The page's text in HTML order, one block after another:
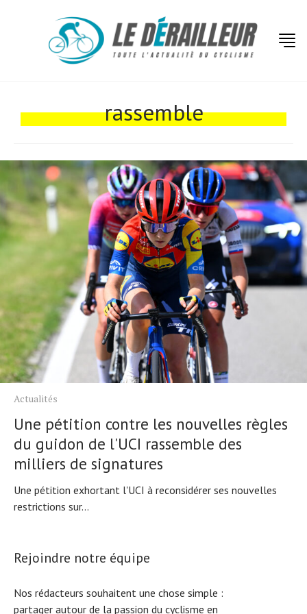
rassemble
Actualités
Une pétition contre les nouvelles règles
du guidon de l'UCI rassemble des
milliers de signatures
Une pétition exhortant l'UCI à reconsidérer ses nouvelles
restrictions sur...
Rejoindre notre équipe
Nos rédacteurs souhaitent une chose simple :
partager autour de la passion du cyclisme en
Tests de produits
Conseils
Tendances
Tous nos articles
À propos